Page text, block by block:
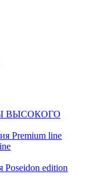
ВЫСОКОГО
Premium line
edition